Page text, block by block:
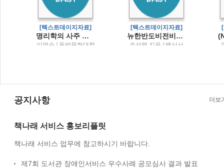
[텍스트데이지자료]
명리학의 사주 요인과 질병 발생 간 상관성에 대한 실증 연구
이영숙 / 동방문화대학
[텍스트데이지자료]
뉴한반도비전비핵·평화와 통일의 길
조성렬 지음 / 백산서
공지사항
책나래 서비스 홍보리플릿
책나래 서비스 업무에 참고하시기 바랍니다.
제7회 도서관 장애인서비스 우수사례 공모심사 결과 발표
더보